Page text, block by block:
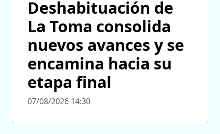
Deshabituación de
La Toma consolida
nuevos avances y se
encamina hacia su
etapa final
07/08/2026 14:30